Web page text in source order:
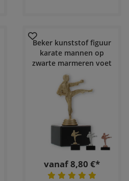
Beker kunststof figuur
karate mannen op
zwarte marmeren voet
vanaf 8,80 €*